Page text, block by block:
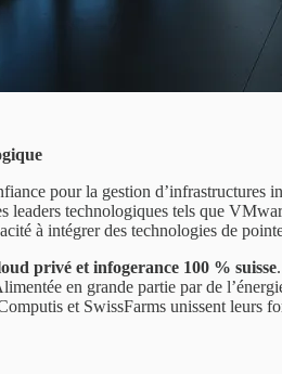
pour la gestion
leaders technologiques tels que
à intégrer des technologies de
privé et infogerance 100 % suisse
en grande partie par de
et SwissFarms unissent